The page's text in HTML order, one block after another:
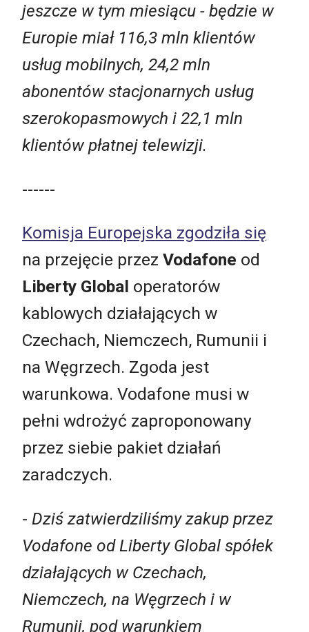
jeszcze w tym miesiącu - będzie w
Europie miał 116,3 mln klientów
usług mobilnych, 24,2 mln
abonentów stacjonarnych usług
szerokopasmowych i 22,1 mln
klientów płatnej telewizji.
------
Komisja Europejska zgodziła się
na przejęcie przez Vodafone od
Liberty Global operatorów
kablowych działających w
Czechach, Niemczech, Rumunii i
na Węgrzech. Zgoda jest
warunkowa. Vodafone musi w
pełni wdrożyć zaproponowany
przez siebie pakiet działań
zaradczych.
- Dziś zatwierdziliśmy zakup przez
Vodafone od Liberty Global spółek
działających w Czechach,
Niemczech, na Węgrzech i w
Rumunii, pod warunkiem